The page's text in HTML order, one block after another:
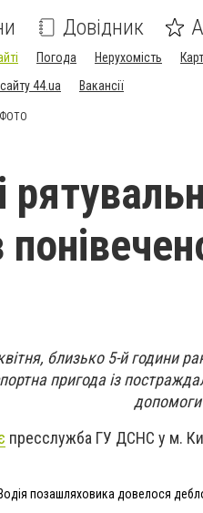
Довідник
Погода Нерухомість
44.ua
Вакансії
ФОТО
близько 5-й години
пригода із
пресслужба ГУ ДСНС у м.
Водія позашляховика довелося